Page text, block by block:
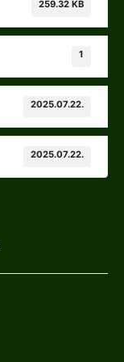
259.32 KB
1
2025.07.22.
2025.07.22.